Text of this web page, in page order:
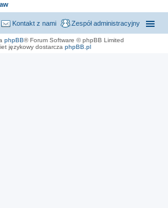
Zespół administracyjny
Kontakt z nami
phpBB® Forum Software © phpBB Limited
językowy dostarcza phpBB.pl